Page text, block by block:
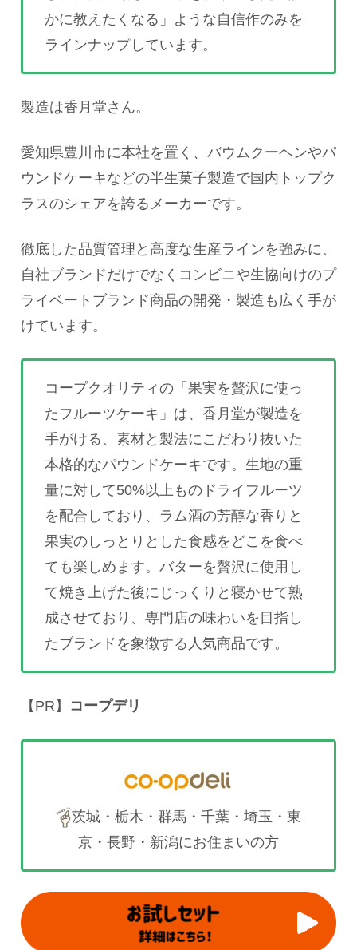
かに教えたくなる」ような自信作のみを
ラインナップしています。
製造は香月堂さん。
愛知県豊川市に本社を置く、バウムクーヘンやパ
ウンドケーキなどの半生菓子製造で国内トップク
ラスのシェアを誇るメーカーです。
徹底した品質管理と高度な生産ラインを強みに、
自社ブランドだけでなくコンビニや生協向けのプ
ライベートブランド商品の開発・製造も広く手が
けています。
コープクオリティの「果実を贅沢に使っ
たフルーツケーキ」は、香月堂が製造を
手がける、素材と製法にこだわり抜いた
本格的なパウンドケーキです。生地の重
量に対して50%以上ものドライフルーツ
を配合しており、ラム酒の芳醇な香りと
果実のしっとりとした食感をどこを食べ
ても楽しめます。バターを贅沢に使用し
て焼き上げた後にじっくりと寝かせて熟
成させており、専門店の味わいを目指し
たブランドを象徴する人気商品です。
【PR】 コープデリ
茨城・栃木・群馬・千葉・埼玉・東
京・長野・新潟にお住まいの方